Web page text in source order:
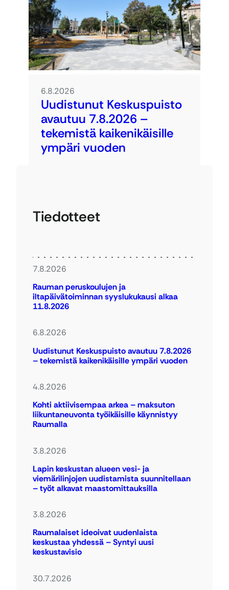
6.8.2026
Uudistunut Keskuspuisto
avautuu 7.8.2026 –
tekemistä kaikenikäisille
ympäri vuoden
Tiedotteet
7.8.2026
Rauman peruskoulujen ja
iltapäivätoiminnan syyslukukausi alkaa
11.8.2026
6.8.2026
Uudistunut Keskuspuisto avautuu 7.8.2026
– tekemistä kaikenikäisille ympäri vuoden
4.8.2026
Kohti aktiivisempaa arkea – maksuton
liikuntaneuvonta työikäisille käynnistyy
Raumalla
3.8.2026
Lapin keskustan alueen vesi- ja
viemärilinjojen uudistamista suunnitellaan
– työt alkavat maastomittauksilla
3.8.2026
Raumalaiset ideoivat uudenlaista
keskustaa yhdessä – Syntyi uusi
keskustavisio
30.7.2026